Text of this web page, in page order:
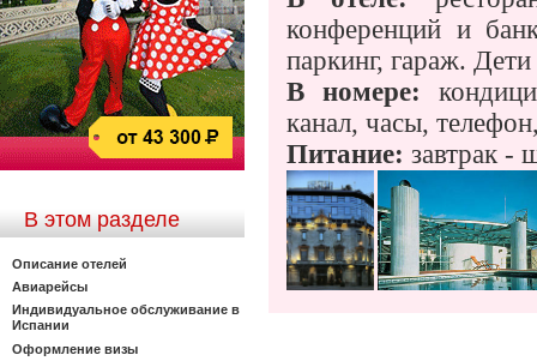
В этом разделе
Описание отелей
Авиарейсы
Индивидуальное обслуживание в
Испании
Оформление визы
конференций и
паркинг, гараж.
В номере:
канал, часы,
Питание: завтрак -